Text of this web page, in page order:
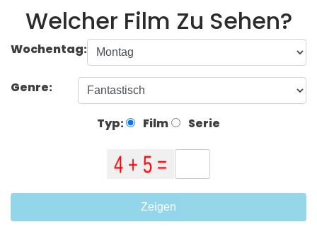
Welcher Film Zu Sehen?
Wochentag:
Genre:
Typ: Film Serie
Zeigen